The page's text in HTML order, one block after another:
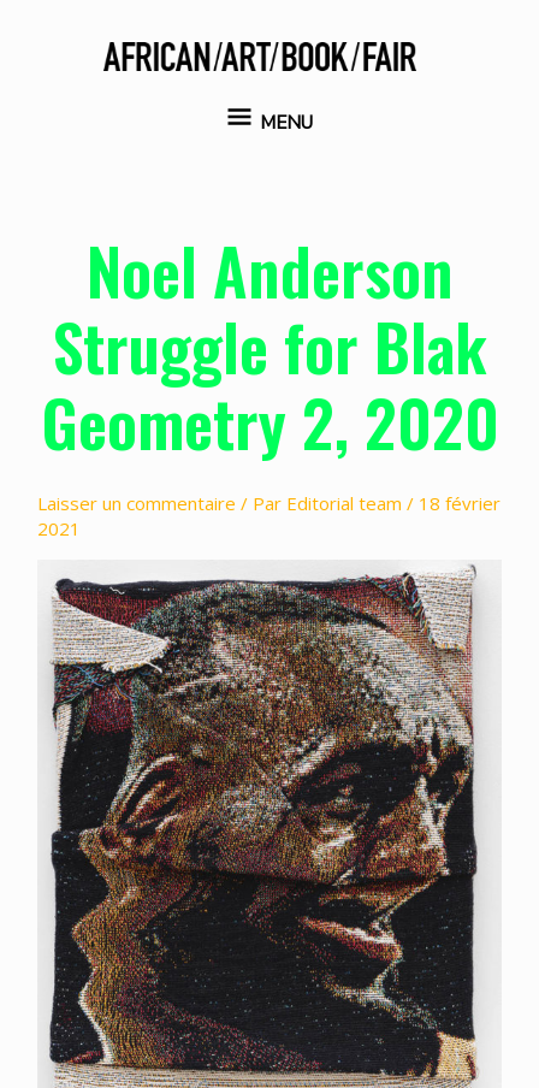
MENU
MENU
Noel Anderson
Struggle for Blak
Geometry 2, 2020
Laisser un commentaire / Par Editorial team / 18 février
2021